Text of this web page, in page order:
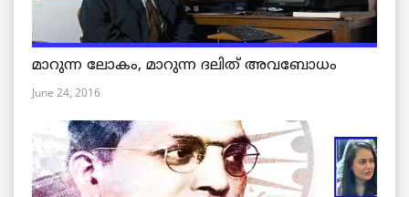
മാറുന്ന ലോകം, മാറുന്ന ദലിത് അവബോധം
June 24, 2016